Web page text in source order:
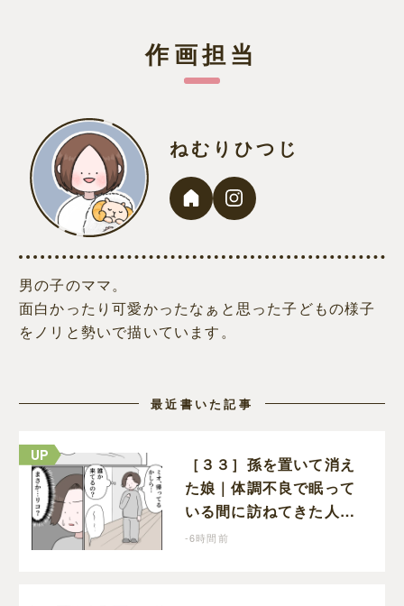
作画担当
ねむりひつじ
男の子のママ。
面白かったり可愛かったなぁと思った子どもの様子
をノリと勢いで描いています。
最近書いた記事
［３３］孫を置いて消え
た娘｜体調不良で眠って
いる間に訪ねてきた人物
は誰？娘が戻ってきたの
-6時間前